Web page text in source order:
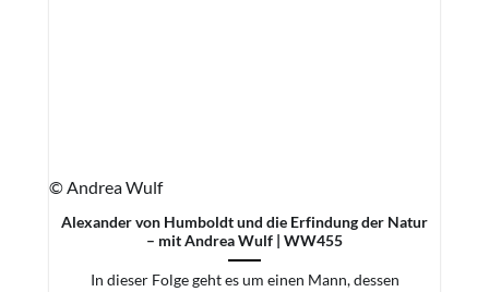
© Andrea Wulf
Alexander von Humboldt und die Erfindung der Natur
– mit Andrea Wulf | WW455
In dieser Folge geht es um einen Mann, dessen